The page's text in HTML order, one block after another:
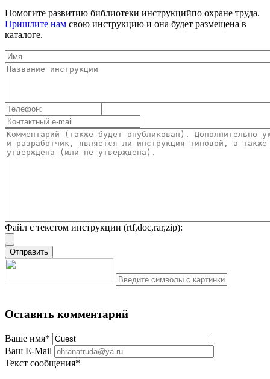
Помогите развитию библиотеки инструкцийпо охране труда.
Пришлите нам свою инструкцию и она будет размещена в
каталоге.
Файл с текстом инструкции (rtf,doc,rar,zip):
Оставить комментарий
Ваше имя*
Ваш E-Mail
Текст сообщения*